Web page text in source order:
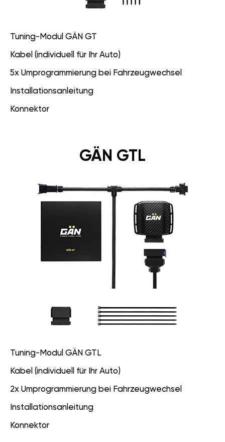
Tuning-Modul GÄN GT
Kabel (individuell für Ihr Auto)
5x Umprogrammierung bei Fahrzeugwechsel
Installationsanleitung
Konnektor
GÄN GTL
Tuning-Modul GÄN GTL
Kabel (individuell für Ihr Auto)
2x Umprogrammierung bei Fahrzeugwechsel
Installationsanleitung
Konnektor